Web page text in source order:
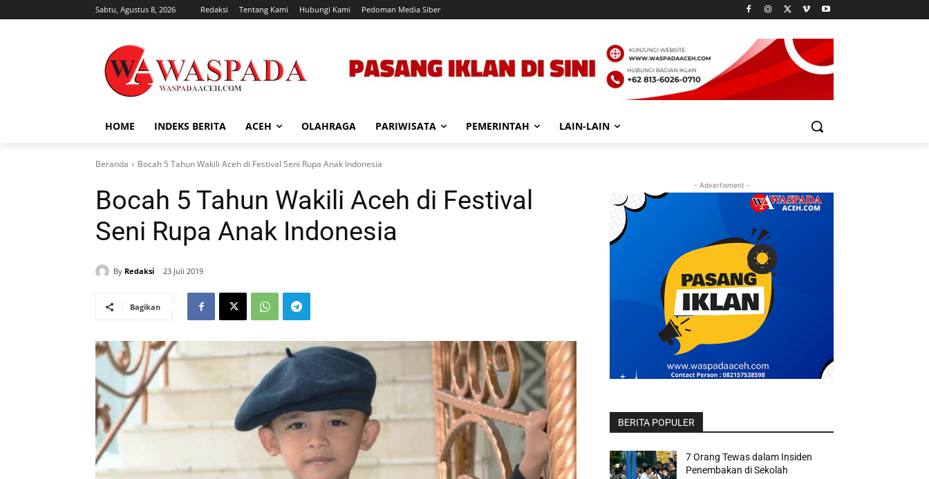
Sabtu, Agustus 8, 2026 Redaksi Tentang Kami Hubungi Kami Pedoman Media Siber
HOME INDEKS BERITA ACEH OLAHRAGA PARIWISATA PEMERINTAH LAIN-LAIN
Beranda Bocah 5 Tahun Wakili Aceh di Festival Seni Rupa Anak Indonesia
Bocah 5 Tahun Wakili Aceh di Festival
Seni Rupa Anak Indonesia
By Redaksi 23 Juli 2019
Bagikan
- Advertisment -
BERITA POPULER
7 Orang Tewas dalam Insiden
Penembakan di Sekolah